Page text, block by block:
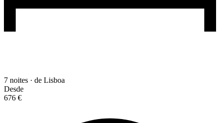
7 noites · de Lisboa
Desde
676 €